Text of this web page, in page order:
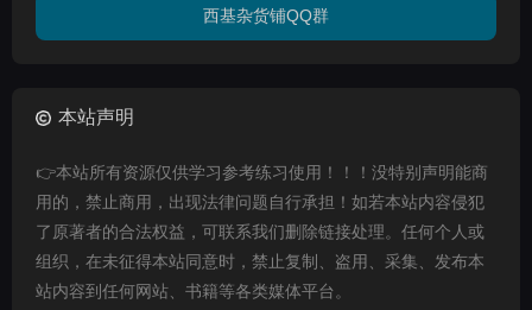
西基杂货铺QQ群
本站声明
👉本站所有资源仅供学习参考练习使用！！！没特别声明能商
用的，禁止商用，出现法律问题自行承担！如若本站内容侵犯
了原著者的合法权益，可联系我们删除链接处理。任何个人或
组织，在未征得本站同意时，禁止复制、盗用、采集、发布本
站内容到任何网站、书籍等各类媒体平台。